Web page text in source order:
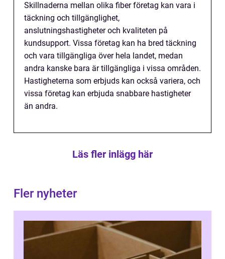
Skillnaderna mellan olika fiber företag kan vara i
täckning och tillgänglighet,
anslutningshastigheter och kvaliteten på
kundsupport. Vissa företag kan ha bred täckning
och vara tillgängliga över hela landet, medan
andra kanske bara är tillgängliga i vissa områden.
Hastigheterna som erbjuds kan också variera, och
vissa företag kan erbjuda snabbare hastigheter
än andra.
Läs fler inlägg här
Fler nyheter